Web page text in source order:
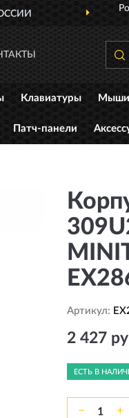
ДОСТАВИМ
Клавиатуры Мыши
Патч-панели
Артикул:
2 427
ЕСТЬ В
− +